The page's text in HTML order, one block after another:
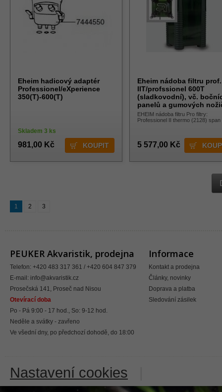
Eheim hadicový adaptér
Professionel/eXperience
350(T)-600(T)
Skladem 3 ks
981,00 Kč
Eheim nádoba filtru prof.
IIT/profssionel 600T
(sladkovodní), vč.
panelů a gumových
EHEIM nádoba filtru Pro filtry:
Professionel II thermo (2128) span
5 577,00 Kč
1 2 3
PEUKER Akvaristik, prodejna
Telefon: +420 483 317 361 / +420 604 847 379
E-mail: info@akvaristik.cz
Prosečská 141, Proseč nad Nisou
Otevírací doba
Po - Pá 9:00 - 17 hod., So: 9-12 hod.
Neděle a svátky - zavřeno
Ve všední dny, po předchozí dohodě, do 18:00
Informace
Kontakt a prodejna
Články, novinky
Doprava a platba
Sledování zásilek
Nastavení cookies